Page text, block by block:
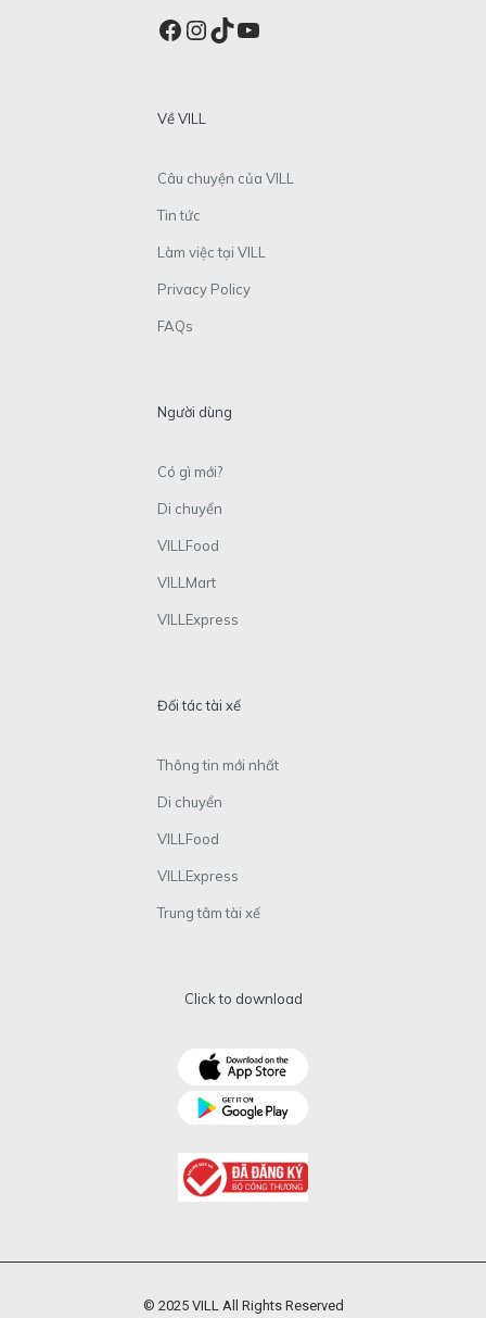
Facebook
Instagram
TikTok
YouTube
Về VILL
Câu chuyện của VILL
Tin tức
Làm việc tại VILL
Privacy Policy
FAQs
Người dùng
Có gì mới?
Di chuyển
VILLFood
VILLMart
VILLExpress
Đối tác tài xế
Thông tin mới nhất
Di chuyển
VILLFood
VILLExpress
Trung tâm tài xế
Click to download
© 2025 VILL All Rights Reserved